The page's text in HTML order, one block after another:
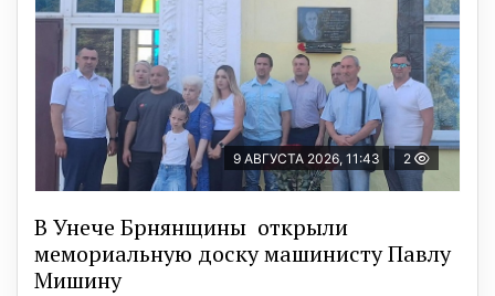
9 АВГУСТА 2026, 11:43 2
В Унече Брнянщины открыли
мемориальную доску машинисту Павлу
Мишину